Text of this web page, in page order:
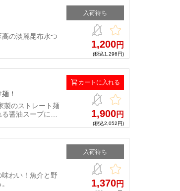
入荷待ち
の淡麗昆布水つ
1,200円
(税込1,296円)
カートに入れる
！
製のストレート麺
醤油スープに岩
1,900円
(税込2,052円)
入荷待ち
わい！魚介と野
1,370円